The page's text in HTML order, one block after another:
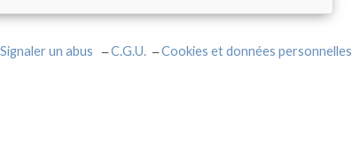
Signaler un abus C.G.U. Cookies et données personnelles